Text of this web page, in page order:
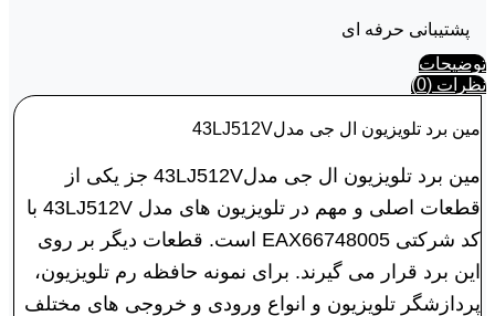
پشتیبانی حرفه ای
توضیحات
نظرات (0)
مین برد تلویزیون ال جی مدل43LJ512V
مین برد تلویزیون ال جی مدل43LJ512V جز یکی از
قطعات اصلی و مهم در تلویزیون های مدل 43LJ512V با
کد شرکتی EAX66748005 است. قطعات دیگر بر روی
این برد قرار می گیرند. برای نمونه حافظه رم تلویزیون،
پردازشگر تلویزیون و انواع ورودی و خروجی های مختلف